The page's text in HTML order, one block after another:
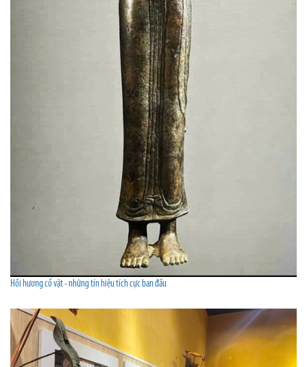
Hồi hương cổ vật - những tín hiệu tích cực ban đầu